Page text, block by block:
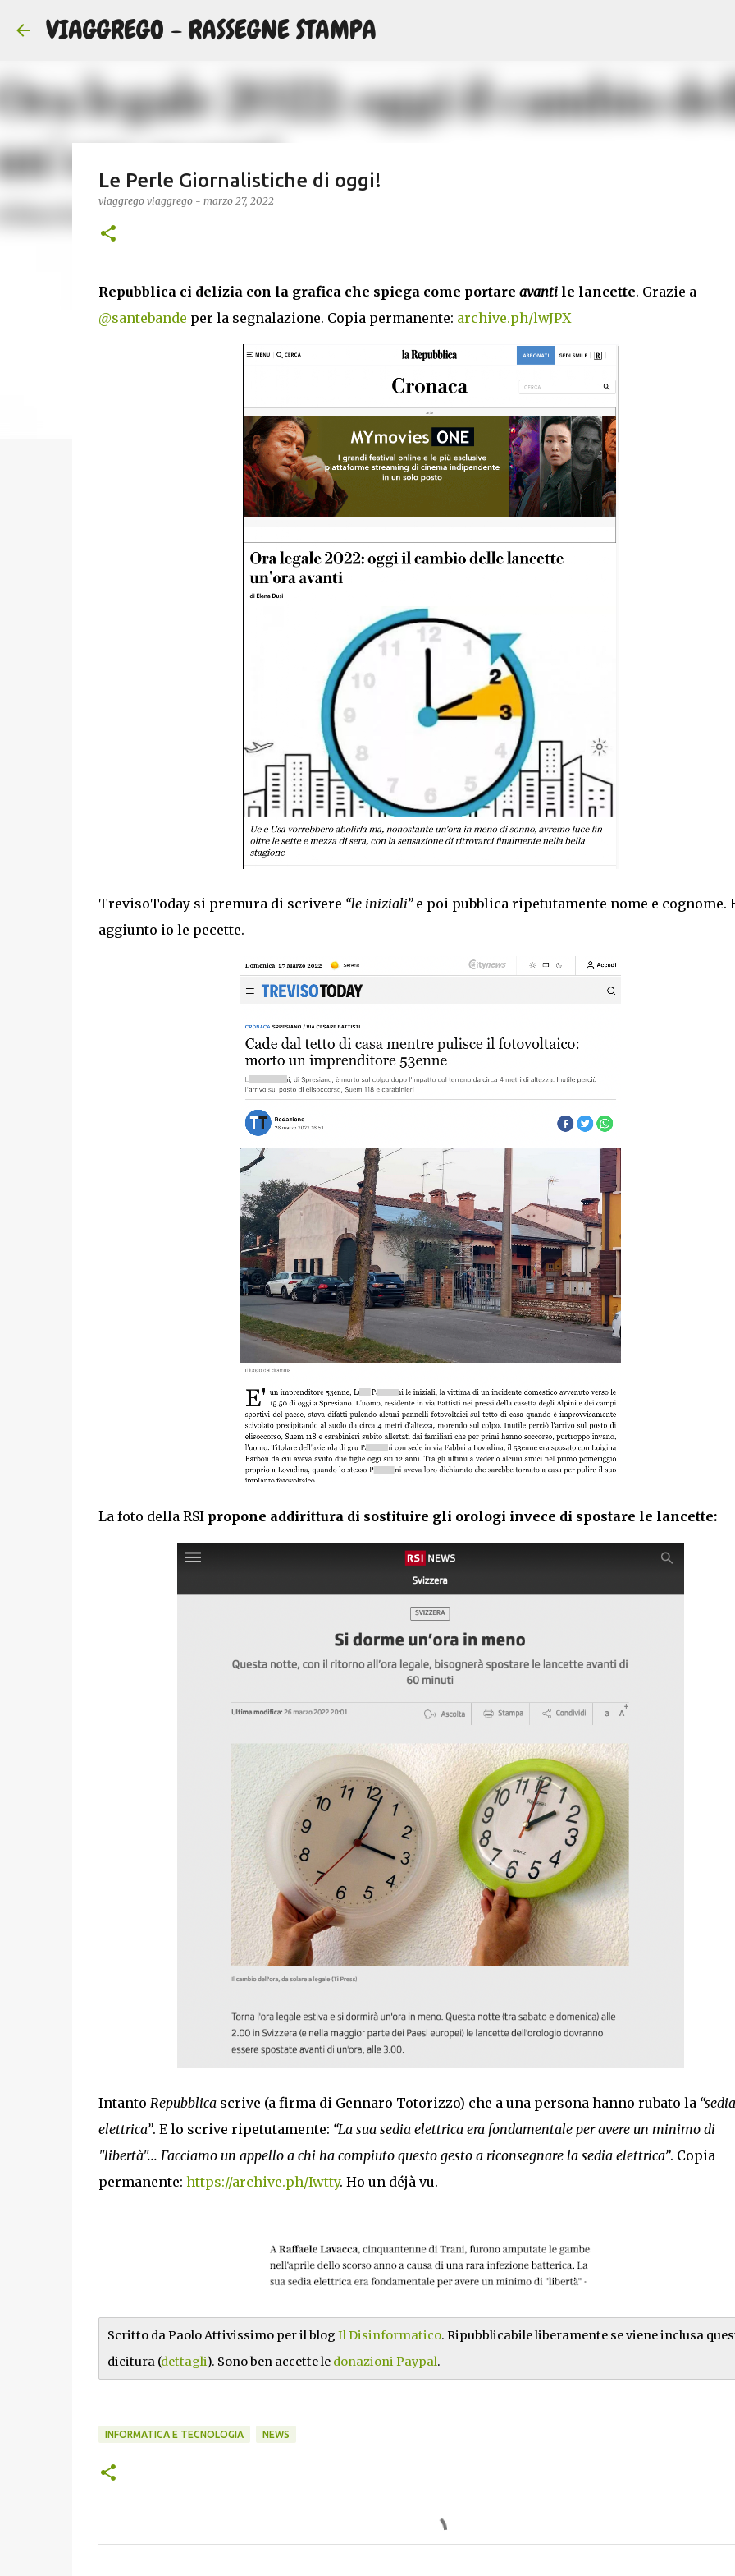
VIAGGREGO - RASSEGNE STAMPA
Le Perle Giornalistiche di oggi!
viaggrego viaggrego - marzo 27, 2022
Repubblica ci delizia con la grafica che spiega come portare avantile lancette. Grazie a
@santebande per la segnalazione. Copia permanente: archive.ph/lwJPX
TrevisoToday si premura di scrivere “le iniziali”e poi pubblica ripetutamente nome e cognome.
aggiunto io le pecette.
La foto della RSIpropone addirittura di sostituire gli orologi invece di spostare le lancette:
Intanto Repubblicascrive (a firma di Gennaro Totorizzo) che a una persona hanno rubato la “sedia
elettrica”. E lo scrive ripetutamente: “La sua sedia elettrica era fondamentale per avere un minimo di
"libertà"... Facciamo un appello a chi ha compiuto questo gesto a riconsegnare la sedia elettrica”. Copia
permanente: https://archive.ph/Iwtty. Ho un déjà vu.
Scritto da Paolo Attivissimo per il blog Il Disinformatico. Ripubblicabile liberamente se viene inclusa
dicitura (dettagli). Sono ben accette le donazioni Paypal.
INFORMATICA E TECNOLOGIA NEWS